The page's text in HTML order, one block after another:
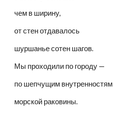
чем в ширину,
от стен отдавалось
шуршанье сотен шагов.
Мы проходили по городу —
по шепчущим внутренностям
морской раковины.